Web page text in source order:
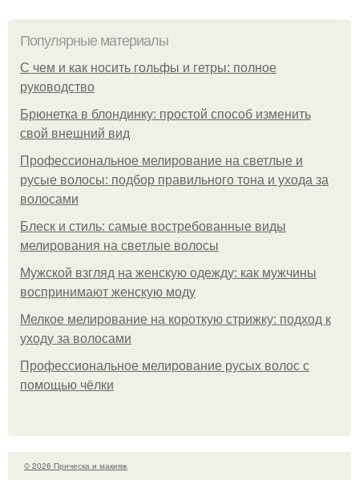
Популярные материалы
С чем и как носить гольфы и гетры: полное
руководство
Брюнетка в блондинку: простой способ изменить
свой внешний вид
Профессиональное мелирование на светлые и
русые волосы: подбор правильного тона и ухода за
волосами
Блеск и стиль: самые востребованные виды
мелирования на светлые волосы
Мужской взгляд на женскую одежду: как мужчины
воспринимают женскую моду
Мелкое мелирование на короткую стрижку: подход к
уходу за волосами
Профессиональное мелирование русых волос с
помощью чёлки
© 2026 Прическа и макияж